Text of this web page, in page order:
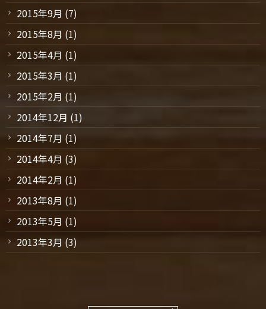
2015年9月 (7)
2015年8月 (1)
2015年4月 (1)
2015年3月 (1)
2015年2月 (1)
2014年12月 (1)
2014年7月 (1)
2014年4月 (3)
2014年2月 (1)
2013年8月 (1)
2013年5月 (1)
2013年3月 (3)